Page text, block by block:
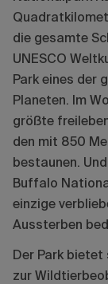
die gesamte
UNESCO
Park eines der
Planeten. Im
größte
den mit 850
bestaunen.
Buffalo
einzige
Aussterben
Der Park
zur